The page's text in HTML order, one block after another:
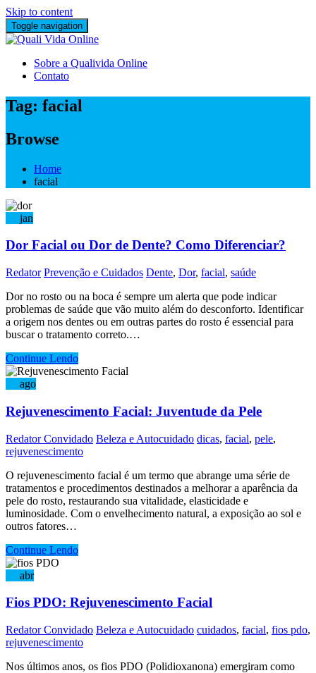
Skip to content
Toggle navigation
Sobre a Qualivida Online
Contato
Tag: facial
Browse
Home
facial
jan
Dor Facial ou Dor de Dente? Como Diferenciar?
Redator Prevenção e Cuidados Dente, Dor, facial, saúde
Dor no rosto ou na boca é sempre um alerta que pode indicar
problemas de saúde que vão muito além do desconforto. Identificar
a origem nos dentes ou em outras partes do rosto é essencial para
buscar o tratamento correto.…
Continue Lendo
ago
Rejuvenescimento Facial: Juventude da Pele
Redator Convidado Beleza e Autocuidado dicas, facial, pele,
rejuvenescimento
O rejuvenescimento facial é um termo que abrange uma série de
tratamentos e procedimentos destinados a melhorar a aparência da
pele do rosto, restaurando sua vitalidade, elasticidade e
luminosidade. Com o envelhecimento natural, a exposição ao sol e
outros fatores…
Continue Lendo
abr
Fios PDO: Rejuvenescimento Facial
Redator Convidado Beleza e Autocuidado cuidados, facial, fios pdo,
rejuvenescimento
Nos últimos anos, os fios PDO (Polidioxanona) emergiram como